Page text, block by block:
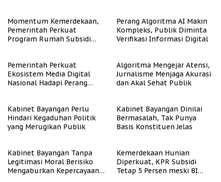
Momentum Kemerdekaan,
Pemerintah Perkuat
Program Rumah Subsidi
Perang Algoritma AI Makin
Kompleks, Publik Diminta
Verifikasi Informasi Digital
Pemerintah Perkuat
Ekosistem Media Digital
Nasional Hadapi Perang
Algoritma Mengejar Atensi,
Jurnalisme Menjaga Akurasi
dan Akal Sehat Publik
Kabinet Bayangan Perlu
Hindari Kegaduhan Politik
yang Merugikan Publik
Kabinet Bayangan Dinilai
Bermasalah, Tak Punya
Basis Konstituen Jelas
Kabinet Bayangan Tanpa
Legitimasi Moral Berisiko
Mengaburkan Kepercayaan
Kemerdekaan Hunian
Diperkuat, KPR Subsidi
Tetap 5 Persen meski BI